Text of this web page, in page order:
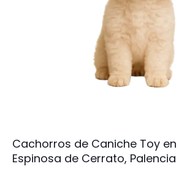
Cachorros de Caniche Toy
Espinosa de Cerrato, Palencia